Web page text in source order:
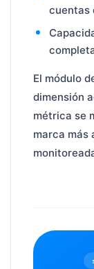
cuentas
El módulo
dimensión
métrica se
marca más